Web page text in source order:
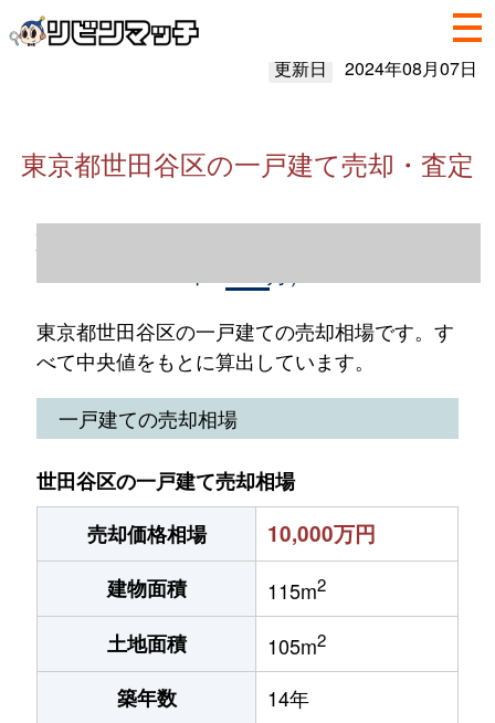
更新日 2024年08月07日
東京都世田谷区の一戸建て売却・査定
東京都世田谷区の一戸建て売却情報（2023
東京都世田谷区の一戸建ての売却相場です。す
べて中央値をもとに算出しています。
一戸建ての売却相場
世田谷区の一戸建て売却相場
売却価格相場
10,000万円
建物面積 115m2
土地面積 105m2
築年数 14年